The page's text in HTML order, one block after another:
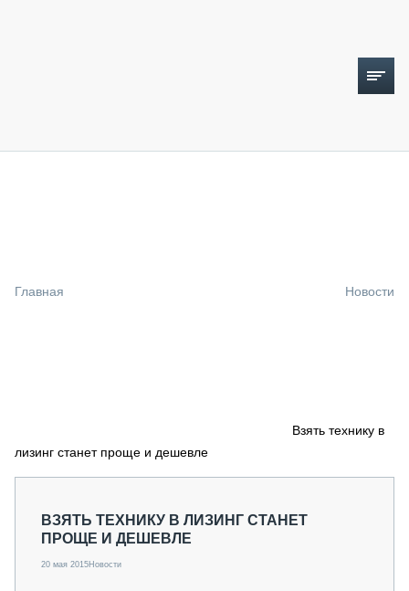
СПЕЦПРОЕКТЫ
О ПРОЕКТЕ
Главная Новости
Взять технику в
лизинг станет проще и дешевле
ВЗЯТЬ ТЕХНИКУ В ЛИЗИНГ СТАНЕТ
ПРОЩЕ И ДЕШЕВЛЕ
20 мая 2015Новости